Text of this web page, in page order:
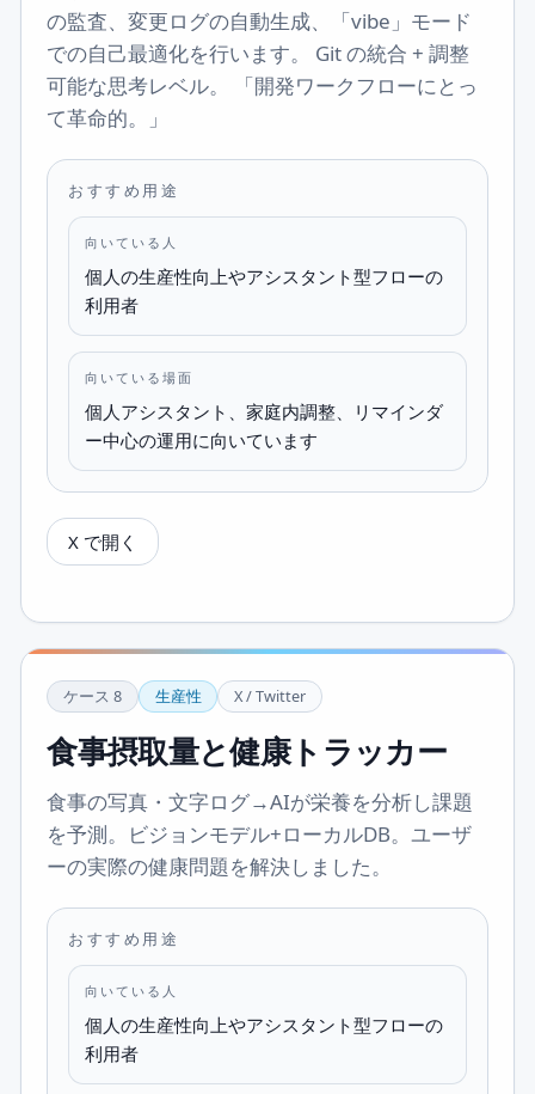
の監査、変更ログの自動生成、「vibe」モード
での自己最適化を行います。 Git の統合 + 調整
可能な思考レベル。 「開発ワークフローにとっ
て革命的。」
おすすめ用途
向いている人
個人の生産性向上やアシスタント型フローの
利用者
向いている場面
個人アシスタント、家庭内調整、リマインダ
ー中心の運用に向いています
X で開く
ケース 8 生産性 X / Twitter
食事摂取量と健康トラッカー
食事の写真・文字ログ→AIが栄養を分析し課題
を予測。ビジョンモデル+ローカルDB。ユーザ
ーの実際の健康問題を解決しました。
おすすめ用途
向いている人
個人の生産性向上やアシスタント型フローの
利用者